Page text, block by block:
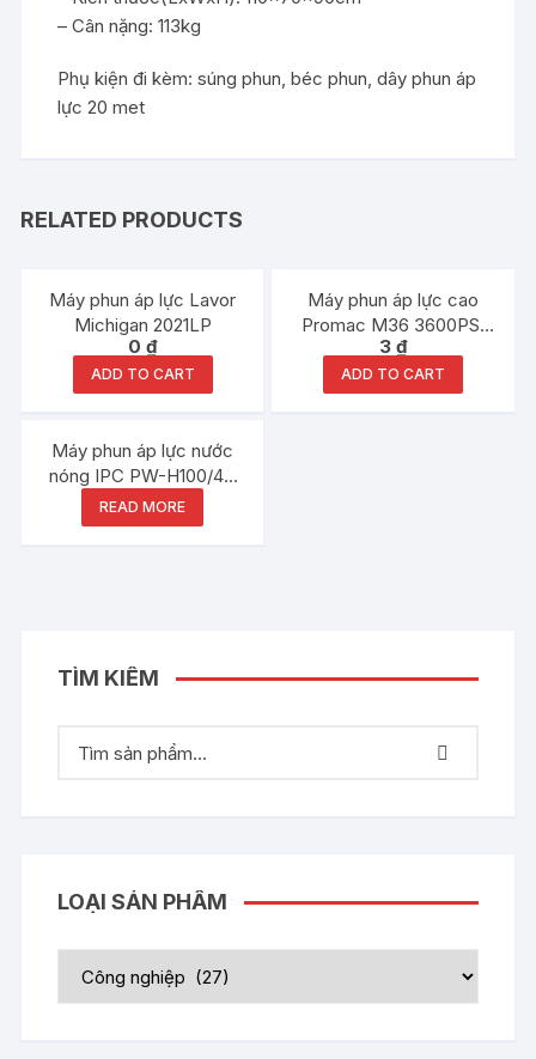
– Cân nặng: 113kg
Phụ kiện đi kèm: súng phun, béc phun, dây phun áp
lực 20 met
RELATED PRODUCTS
Máy phun áp lực Lavor
Michigan 2021LP
0₫
ADD TO CART
Máy phun áp lực cao
Promac M36 3600PSI
250bar 10HP
3₫
ADD TO CART
Máy phun áp lực nước
nóng IPC PW-H100/4P
D1721P T
READ MORE
TÌM KIẾM
LOẠI SẢN PHẨM